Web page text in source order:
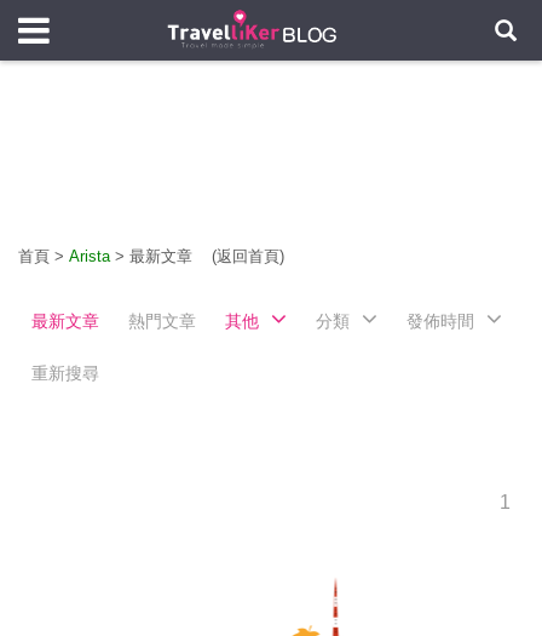
首頁 > Arista> 最新文章 (返回首頁)
最新文章 熱門文章 其他 分類 發佈時間
重新搜尋
1